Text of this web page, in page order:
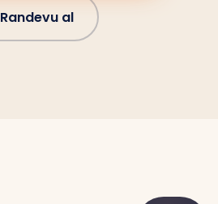
Randevu al